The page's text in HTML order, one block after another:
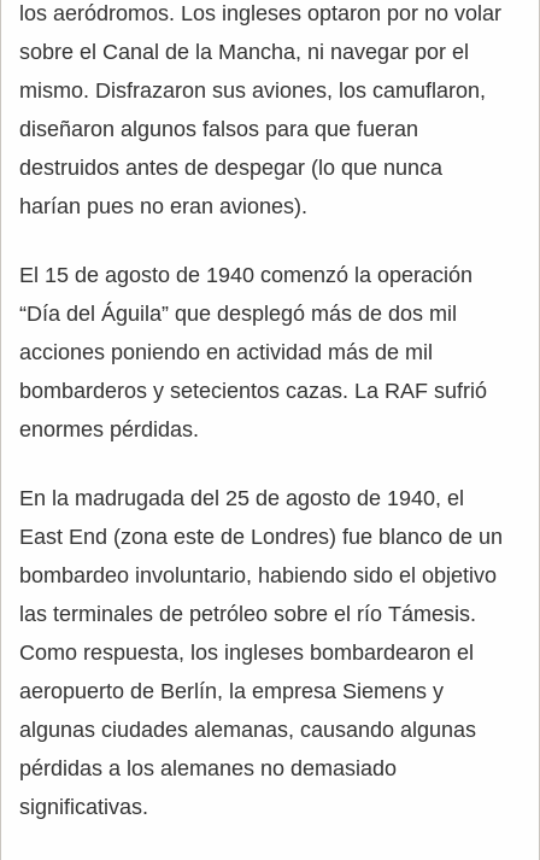
los aeródromos. Los ingleses optaron por no volar
sobre el Canal de la Mancha, ni navegar por el
mismo. Disfrazaron sus aviones, los camuflaron,
diseñaron algunos falsos para que fueran
destruidos antes de despegar (lo que nunca
harían pues no eran aviones).
El 15 de agosto de 1940 comenzó la operación
“Día del Águila” que desplegó más de dos mil
acciones poniendo en actividad más de mil
bombarderos y setecientos cazas. La RAF sufrió
enormes pérdidas.
En la madrugada del 25 de agosto de 1940, el
East End (zona este de Londres) fue blanco de un
bombardeo involuntario, habiendo sido el objetivo
las terminales de petróleo sobre el río Támesis.
Como respuesta, los ingleses bombardearon el
aeropuerto de Berlín, la empresa Siemens y
algunas ciudades alemanas, causando algunas
pérdidas a los alemanes no demasiado
significativas.